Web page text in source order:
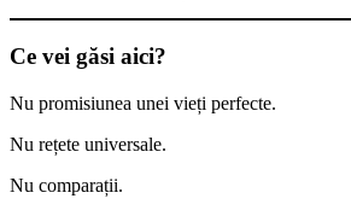
Ce vei găsi aici?
Nu promisiunea unei vieți perfecte.
Nu rețete universale.
Nu comparații.